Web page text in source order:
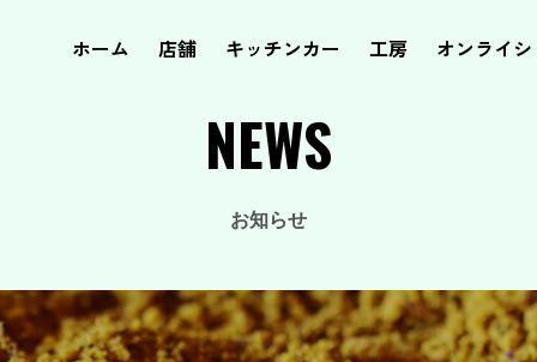
ホーム 店舗 キッチンカー 工房 オンライ
NEWS
お知らせ